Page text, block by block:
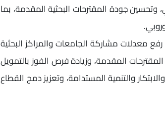
وتحسين جودة المقترحات البحثية المقدمة، بما
معدلات مشاركة الجامعات والمراكز البحثية
المقدمة، وزيادة فرص الفوز بالتمويل
والتنمية المستدامة، وتعزيز دمج القطاع